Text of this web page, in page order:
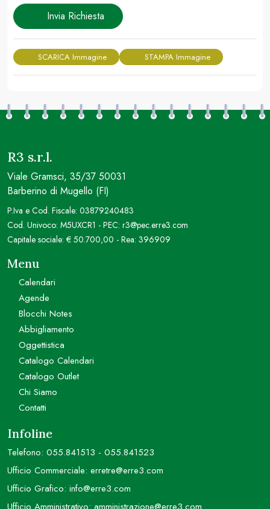
Invia Richiesta
SCARICA Immagine STAMPA Immagine
R3 s.r.l.
Viale Gramsci, 35/37 50031
Barberino di Mugello (FI)
P.Iva e Cod. Fiscale: 03879240483
Cod. Univoco: M5UXCR1 - PEC: r3@pec.erre3.com
Capitale sociale: € 50.700,00 - Rea: 396909
Menu
Calendari
Agende
Blocchi Notes
Abbigliamento
Oggettistica
Catalogo Calendari
Catalogo Outlet
Chi Siamo
Contatti
Infoline
Telefono: 055.841513 - 055.841523
Ufficio Commerciale: erretre@erre3.com
Ufficio Grafico: info@erre3.com